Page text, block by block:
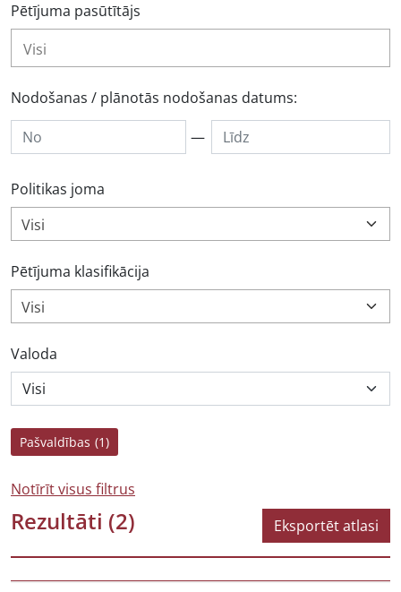
Pētījuma pasūtītājs
Nodošanas / plānotās nodošanas datums:
—
Politikas joma
Visi
Pētījuma klasifikācija
Visi
Valoda
Pašvaldības (1)
Notīrīt visus filtrus
Rezultāti (2) Eksportēt atlasi